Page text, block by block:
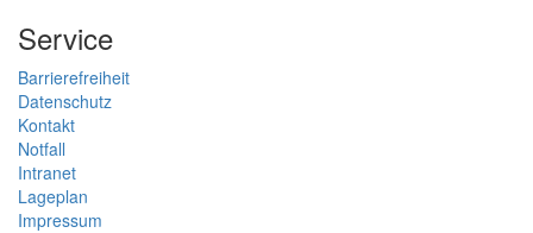
Service
Barrierefreiheit
Datenschutz
Kontakt
Notfall
Intranet
Lageplan
Impressum